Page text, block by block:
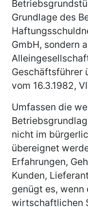
Grundlage des
GmbH, sondern
Geschäftsführer
vom 16.3.1982,
Umfassen die
nicht im
übereignet
Erfahrungen,
Kunden,
genügt es,
wirtschaftlichen